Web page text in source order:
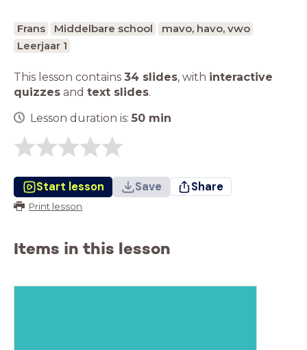
Frans Middelbare school
mavo, havo, vwo
Leerjaar 1
This lesson contains 34 slides, with interactive
quizzes and text slides.
Lesson duration is: 50 min
Start lesson Save Share
Print lesson
Items in this lesson